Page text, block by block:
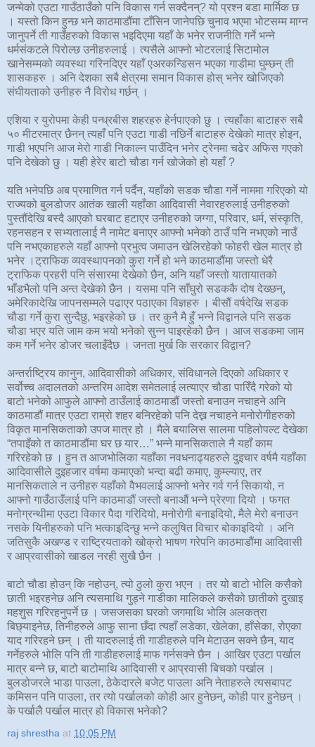
जन्मेको एउटा गाउँठाउँको पनि विकास गर्न सक्दैनन्? यो प्रश्न बडा मार्मिक छ
। यस्तो किन हुन्छ भने काठमाडौंमा टाँसिन जानेपछि चुनाव भएमा भोटसम्म माग्न
जानुपर्ने ती गाउँहरुको विकास भइदिएमा यहाँ के भनेर राजनीति गर्ने भन्ने
धर्मसंकटले पिरोल्छ उनीहरुलाई । त्यसैले आफ्नो भोटरलाई सिटामोल
खानेसम्मको व्यवस्था गरिनदिएर यहाँ एअरकन्डिसन भएका गाडीमा घुम्छन् ती
शासकहरु । अनि देशका सबै क्षेत्रमा समान विकास होस् भनेर खोजिएको
संघीयताको उनीहरु नै विरोध गर्छन् ।
एशिया र युरोपमा केही पन्ध्रबीस शहरहरु हेर्नपाएको छु । त्यहाँका बाटाहरु सबै
५० मीटरमात्र छैनन् त्यहाँ पनि एउटा गाडी नछिर्ने बाटाहरु देखेको मात्र होइन,
गाडी भएपनि आज मेरो गाडी निकाल्न पाउँदिन भनेर ट्रेनमा चढेर अफिस गएको
पनि देखेको छु । यही हेरेर बाटो चौडा गर्न खोजेको हो यहाँ ?
यति भनेपछि अब प्रमाणित गर्न पर्दैन, यहाँको सडक चौडा गर्ने नाममा गरिएको यो
राज्यको बुलडोजर आतंक खाली यहाँका आदिवासी नेवारहरुलाई उनीहरुको
पुस्तौंदेखि बस्दै आएको घरबाट हटाएर उनीहरुको जग्गा, परिवार, धर्म, संस्कृति,
रहनसहन र सभ्यतालाई नै नामेट बनाएर आफ्नो भनेको ठाउँ पनि नभएको नाउँ
पनि नभएकाहरुले यहाँ आफ्नो प्रभुत्व जमाउन खेलिरहेको फोहरी खेल मात्र हो
भनेर ।ट्राफिक व्यवस्थापनको कुरा गर्ने हो भने काठमाडौंमा जस्तो धेरै
ट्राफिक प्रहरी पनि संसारमा देखेको छैन, अनि यहाँ जस्तो यातायातको
भाँडभैलो पनि अन्त देखेको छैन । यसमा पनि साँघुरो सडककै दोष देख्छन्,
अमेरिकादेखि जापनसम्मले पढाएर पठाएका विज्ञहरु । बीसौं वर्षदेखि सडक
चौडा गर्ने कुरा सुन्दैछु, भइरहेको छ । तर कुनै मै हुँ भन्ने विद्वानले पनि सडक
चौडा भएर यति जाम कम भयो भनेको सुन्न पाइरहेको छैन । आज सडकमा जाम
कम गर्ने भनेर डोजर चलाइँदैछ । जनता मुर्ख कि सरकार विद्वान?
अन्तर्राष्ट्रिय कानुन, आदिवासीको अधिकार, संविधानले दिएको अधिकार र
सर्वोच्च अदालतको अन्तरिम आदेश समेतलाई लत्याएर चौडा पारिँदै गरेको यो
बाटो भनेको आफुले आफ्नो ठाउँलाई काठमाडौं जस्तो बनाउन नचाहने अनि
काठमाडौं मात्र एउटा राम्रो शहर बनिरहेको पनि देख्न नचाहने मनोरोगीहरुको
विकृत मानसिकताको उपज मात्र हो । मैले बयालिस सालमा पहिलोपल्ट देखेका
“तपाइँको त काठमाडौंमा घर छ यार…” भन्ने मानसिकताले नै यहाँ काम
गरिरहेको छ । हुन त आजभोलिका यहाँका नवधनाढ्यहरुले दुइचार वर्षमै यहाँका
आदिवासीले दुइहजार वर्षमा कमाएको भन्दा बढी कमाए, कुम्ल्याए, तर
मानसिकताले न उनीहरु यहाँको वैभवलाई आफ्नो भनेर गर्व गर्न सिकायो, न
आफ्नो गाउँठाउँलाई पनि काठमाडौं जस्तो बनाऔं भन्ने प्रेरणा दियो । फगत
मनोग्रन्थीमा एउटा विकार पैदा गरिदियो, मनोरोगी बनाइदियो, मैले मेरो बनाउन
नसके यिनीहरुको पनि भत्काइदिन्छु भन्ने कलुषित विचार बोकाइदियो । अनि
जतिसुकै अखण्ड र राष्ट्रियताको खोक्रो भाषण गरेपनि काठमाडौंमा आदिवासी
र आप्रवासीको खाडल नरही सुखै छैन ।
बाटो चौडा होउन् कि नहोउन्, त्यो ठुलो कुरा भएन । तर यो बाटो भोलि कसैको
छाती भइरहनेछ अनि त्यसमाथि गुड्ने गाडीका मालिकले कसैको छातीको दुखाइ
महशुस गरिरहनुपर्ने छ । जसजसका घरको जगमाथि भोलि अलकत्रा
बिछ्याइनेछ, तिनीहरुले आफु साना छँदा त्यहाँ लडेका, खेलेका, हाँसेका, रोएका
याद गरिरहने छन् । ती यादरुलाई ती गाडीहरुले पनि मेटाउन सक्ने छैन, याद
गर्नेहरुले भोलि पनि ती गाडीहरुलाई माफ गर्नसक्ने छैन । आखिर एउटा पर्खाल
मात्र बन्ने छ, बाटो बाटोमाथि आदिवासी र आप्रवासी बिचको पर्खाल ।
बुलडोजरले भाडा पाउला, ठेकेदारले बजेट पाउला अनि नेताहरुले त्यसबापट
कमिसन पनि पाउला, तर त्यो पर्खालको कोही आर हुनेछन्, कोही पार हुनेछन् ।
के पर्खालै पर्खाल मात्र हो विकास भनेको?
raj shrestha at 10:05 PM